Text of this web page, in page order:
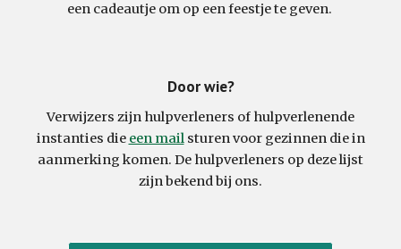
een cadeautje om op een feestje te geven.
Door wie?
Verwijzers zijn hulpverleners of hulpverlenende
instanties die een mailsturen voor gezinnen die in
aanmerking komen. De hulpverleners op deze lijst
zijn bekend bij ons.